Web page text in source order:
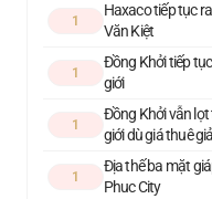
1
Haxaco tiếp tục
Văn Kiệt
1
Đồng Khởi tiếp
giới
1
Đồng Khởi vẫn
giới dù giá thuê
1
Địa thế ba mặt
Phuc City